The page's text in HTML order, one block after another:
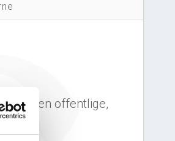
ingen offentlige,
data.